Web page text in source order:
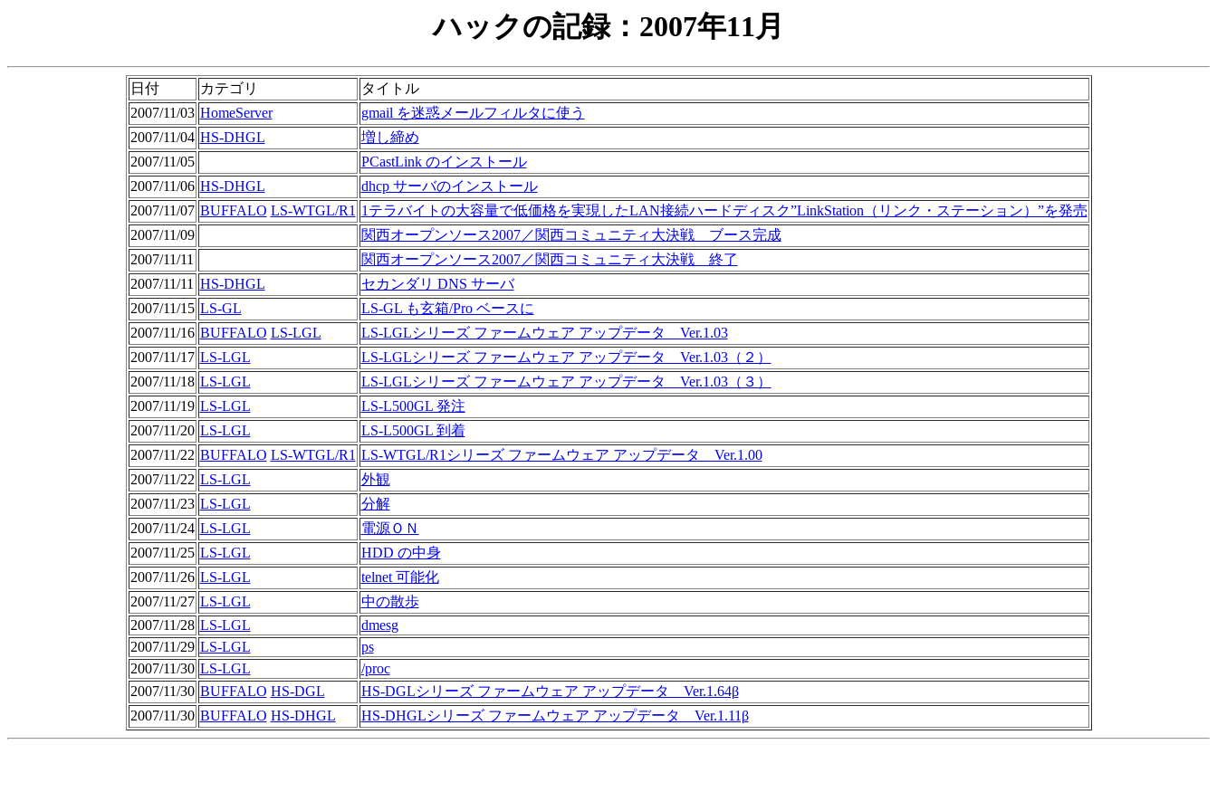
ハックの記録：2007年11月
日付 カテゴリ
タイトル
2007/11/03 HomeServer
gmail を迷惑メールフィルタに使う
2007/11/04 HS-DHGL
増し締め
2007/11/05
PCastLink のインストール
2007/11/06 HS-DHGL
dhcp サーバのインストール
2007/11/07 BUFFALO LS-WTGL/R1 1テラバイトの大容量で低価格を実現したLAN接続ハードディスク”LinkStation（リンク・ステーション）”を発売
2007/11/09
関西オープンソース2007／関西コミュニティ大決戦 ブース完成
2007/11/11
関西オープンソース2007／関西コミュニティ大決戦 終了
2007/11/11 HS-DHGL
セカンダリ DNS サーバ
2007/11/15 LS-GL
LS-GL も玄箱/Pro ベースに
2007/11/16 BUFFALO LS-LGL
LS-LGLシリーズ ファームウェア アップデータ Ver.1.03
2007/11/17 LS-LGL
LS-LGLシリーズ ファームウェア アップデータ Ver.1.03（２）
2007/11/18 LS-LGL
LS-LGLシリーズ ファームウェア アップデータ Ver.1.03（３）
2007/11/19 LS-LGL
LS-L500GL 発注
2007/11/20 LS-LGL
LS-L500GL 到着
2007/11/22 BUFFALO LS-WTGL/R1 LS-WTGL/R1シリーズ ファームウェア アップデータ Ver.1.00
2007/11/22 LS-LGL
外観
2007/11/23 LS-LGL
分解
2007/11/24 LS-LGL
電源ＯＮ
2007/11/25 LS-LGL
HDD の中身
2007/11/26 LS-LGL
telnet 可能化
2007/11/27 LS-LGL
中の散歩
2007/11/28 LS-LGL
dmesg
2007/11/29 LS-LGL
ps
2007/11/30 LS-LGL
/proc
2007/11/30 BUFFALO HS-DGL
HS-DGLシリーズ ファームウェア アップデータ Ver.1.64β
2007/11/30 BUFFALO HS-DHGL HS-DHGLシリーズ ファームウェア アップデータ Ver.1.11β